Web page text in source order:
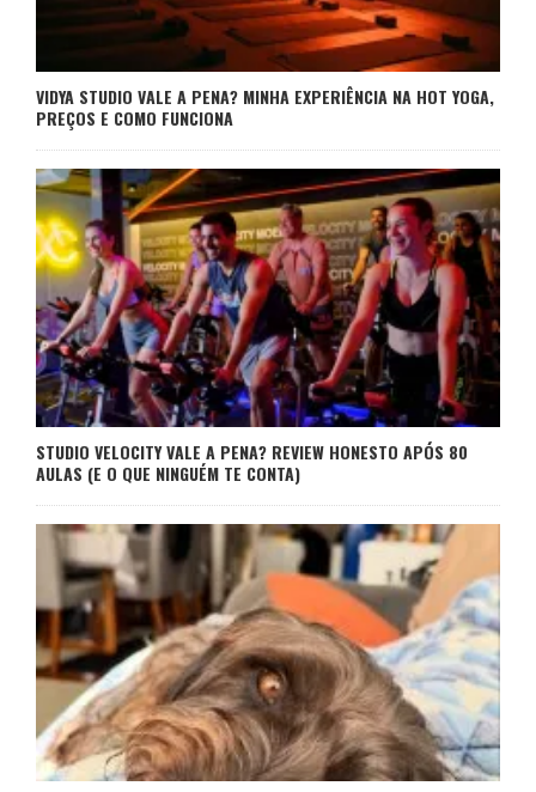
VIDYA STUDIO VALE A PENA? MINHA EXPERIÊNCIA NA HOT YOGA,
PREÇOS E COMO FUNCIONA
STUDIO VELOCITY VALE A PENA? REVIEW HONESTO APÓS 80
AULAS (E O QUE NINGUÉM TE CONTA)